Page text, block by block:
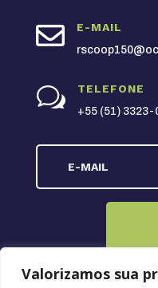
Valorizamos sua
 E-MAIL
w TELEFONE
+55 (51) 3323-